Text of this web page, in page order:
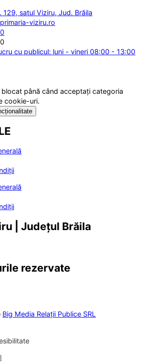
129, satul Viziru, Jud. Brăila
viziru.ro
cu publicul: luni - vineri 08:00 - 13:00
până când acceptați categoria
cookie-uri.
| Județul Brăila
rezervate
Big Media Relații Publice SRL